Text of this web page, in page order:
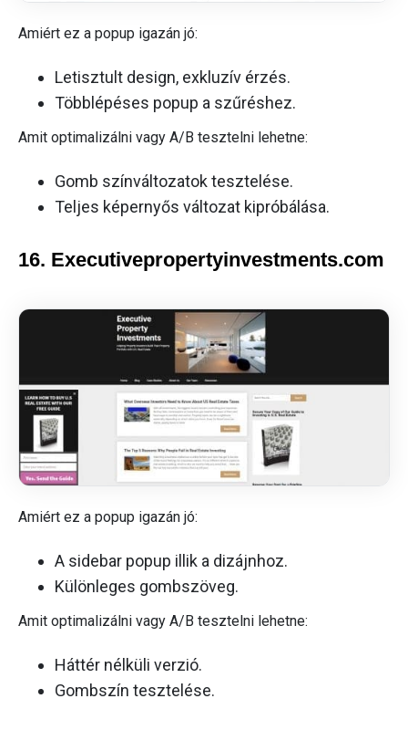
Amiért ez a popup igazán jó:
Letisztult design, exkluzív érzés.
Többlépéses popup a szűréshez.
Amit optimalizálni vagy A/B tesztelni lehetne:
Gomb színváltozatok tesztelése.
Teljes képernyős változat kipróbálása.
16. Executivepropertyinvestments.com
Amiért ez a popup igazán jó:
A sidebar popup illik a dizájnhoz.
Különleges gombszöveg.
Amit optimalizálni vagy A/B tesztelni lehetne:
Háttér nélküli verzió.
Gombszín tesztelése.